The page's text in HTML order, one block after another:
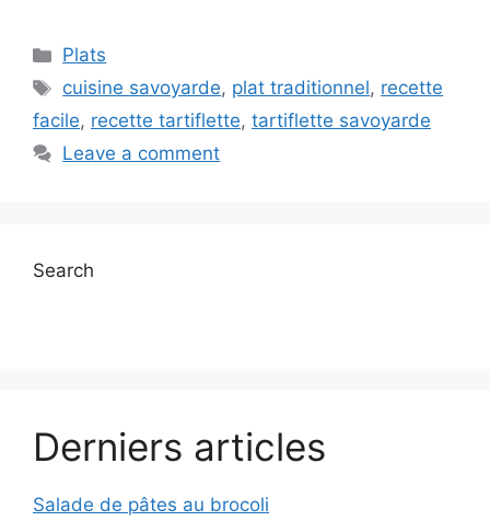
Categories
Plats
Tags
cuisine savoyarde, plat traditionnel, recette
facile, recette tartiflette, tartiflette savoyarde
Leave a comment
Search
Derniers articles
Salade de pâtes au brocoli